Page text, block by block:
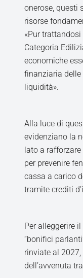
onerose, questi
risorse
«Pur
Categoria
economiche
finanziaria delle
liquidità».
Alla luce di
evidenziano la
lato a
per prevenire
cassa a carico
tramite crediti
Per alleggerire
“bonifici
rinviate al
dell’avvenuta